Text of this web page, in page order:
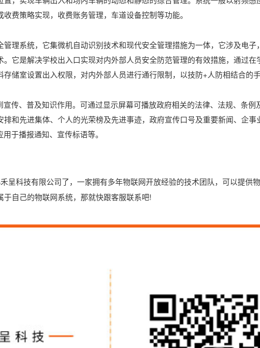
费策略实现，收费账务管理，车道设备控制等功能。
理系统，它集微机自动识别技术和现代安全管理措施为一体，它涉及电子
它是解决学校出入口实现对内外部人员安全防范管理的有效措施，通过在
储室设置出入权限，对内外部人员进行通行限制，以技防+人防相结合的
传、普及知识作用。可通过显示屏幕可播放政府相关的法律、法规、条例
和先进集体、个人的光荣榜及先进事迹，政府宣传口号及重要新闻、企事
于播报通知、宣传标语等。
呈科技有限公司了，一家拥有多年物联网开放经验的技术团队，可以提供
自己的物联网系统，那就快跟客服联系吧!